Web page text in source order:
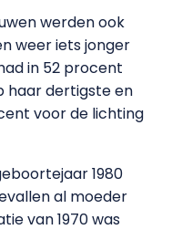
werden ook
weer iets jonger
in 52 procent
haar dertigste en
voor de lichting
1980
al moeder
van 1970 was